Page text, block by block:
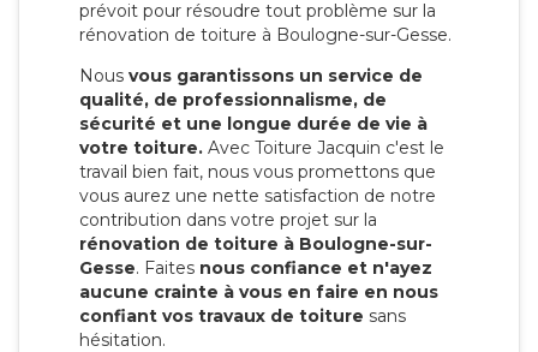
prévoit pour résoudre tout problème sur la
rénovation de toiture à Boulogne-sur-Gesse.
Nous vous garantissons un service de
qualité, de professionnalisme, de
sécurité et une longue durée de vie à
votre toiture. Avec Toiture Jacquin c'est le
travail bien fait, nous vous promettons que
vous aurez une nette satisfaction de notre
contribution dans votre projet sur la
rénovation de toiture à Boulogne-sur-
Gesse. Faites nous confiance et n'ayez
aucune crainte à vous en faire en nous
confiant vos travaux de toiture sans
hésitation.